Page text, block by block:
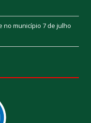
no município 7 de julho